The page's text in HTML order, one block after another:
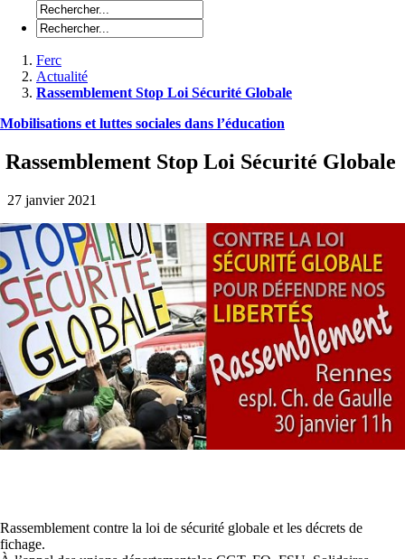
Ferc
Actualité
Rassemblement Stop Loi Sécurité Globale
Mobilisations et luttes sociales dans l’éducation
Rassemblement Stop Loi Sécurité Globale
27 janvier 2021
Rassemblement contre la loi de sécurité globale et les décrets de
fichage.